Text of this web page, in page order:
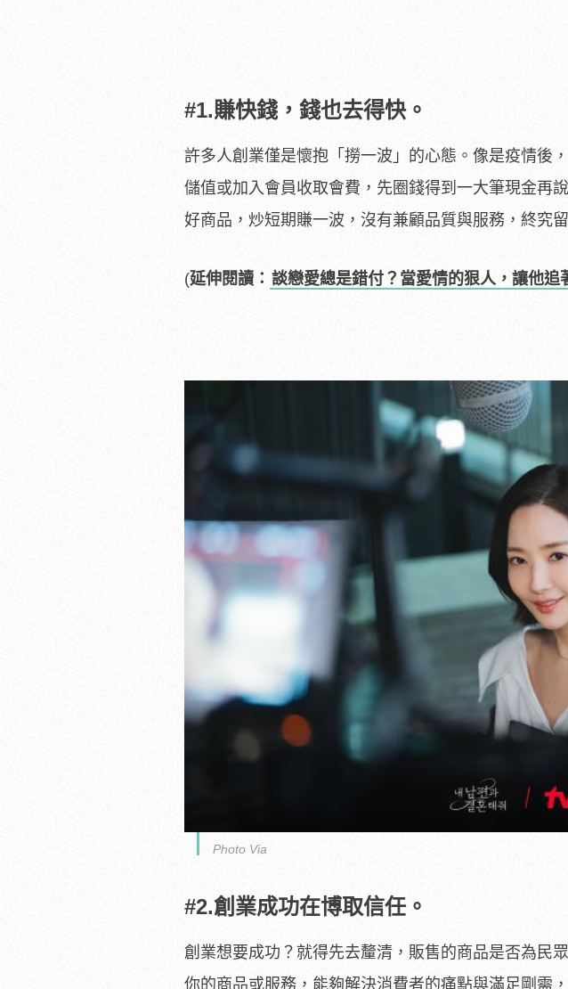
#1.賺快錢，錢也去得快。
許多人創業僅是懷抱「撈一波」的心態。像是疫情後
儲值或加入會員收取會費，先圈錢得到一大筆現金再
好商品，炒短期賺一波，沒有兼顧品質與服務，終究
(延伸閱讀： 談戀愛總是錯付？當愛情的狠人，讓他追
Photo Via
#2.創業成功在博取信任。
創業想要成功？就得先去釐清，販售的商品是否為民
你的商品或服務，能夠解決消費者的痛點與滿足剛需